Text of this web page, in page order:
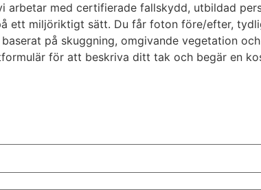
arbetar med certifierade fallskydd, utbildad
ett miljöriktigt sätt. Du får foton före/efter,
på skuggning, omgivande vegetation
för att beskriva ditt tak och begär en